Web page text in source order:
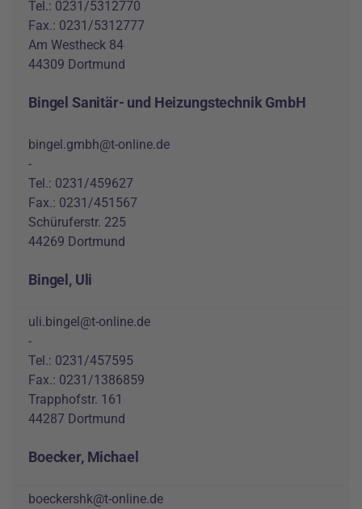
Tel.: 0231/5312770
Fax.: 0231/5312777
Am Westheck 84
44309 Dortmund
Bingel Sanitär- und Heizungstechnik GmbH
bingel.gmbh@t-online.de
-
Tel.: 0231/459627
Fax.: 0231/451567
Schüruferstr. 225
44269 Dortmund
Bingel, Uli
uli.bingel@t-online.de
-
Tel.: 0231/457595
Fax.: 0231/1386859
Trapphofstr. 161
44287 Dortmund
Boecker, Michael
boeckershk@t-online.de